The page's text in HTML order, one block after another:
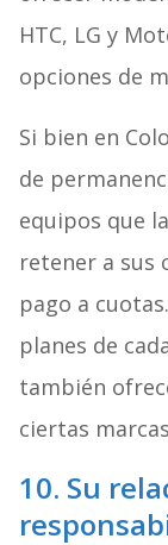
HTC, LG y
opciones de
Si bien en
de
equipos que
retener a sus
pago a
planes de
también
ciertas
10. Su